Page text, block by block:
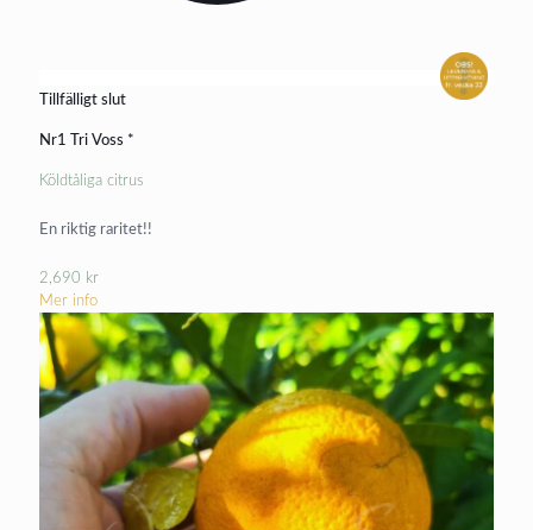
Tillfälligt slut
Nr1 Tri Voss *
Köldtåliga citrus
En riktig raritet!!
2,690 kr
Mer info